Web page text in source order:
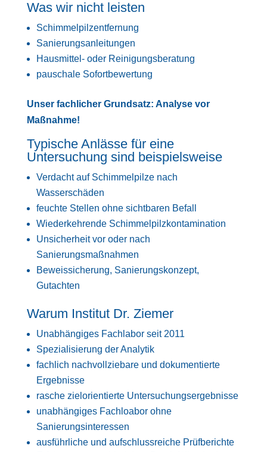
Was wir nicht leisten
Schimmelpilzentfernung
Sanierungsanleitungen
Hausmittel- oder Reinigungsberatung
pauschale Sofortbewertung
Unser fachlicher Grundsatz: Analyse vor
Maßnahme!
Typische Anlässe für eine
Untersuchung sind beispielsweise
Verdacht auf Schimmelpilze nach
Wasserschäden
feuchte Stellen ohne sichtbaren Befall
Wiederkehrende Schimmelpilzkontamination
Unsicherheit vor oder nach
Sanierungsmaßnahmen
Beweissicherung, Sanierungskonzept,
Gutachten
Warum Institut Dr. Ziemer
Unabhängiges Fachlabor seit 2011
Spezialisierung der Analytik
fachlich nachvollziebare und dokumentierte
Ergebnisse
rasche zielorientierte Untersuchungsergebnisse
unabhängiges Fachloabor ohne
Sanierungsinteressen
ausführliche und aufschlussreiche Prüfberichte